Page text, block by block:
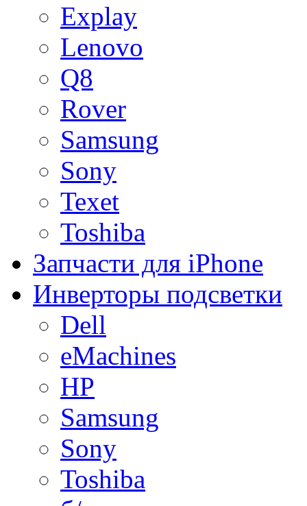
Explay
Lenovo
Q8
Rover
Samsung
Sony
Texet
Toshiba
Запчасти для iPhone
Инверторы подсветки
Dell
eMachines
HP
Samsung
Sony
Toshiba